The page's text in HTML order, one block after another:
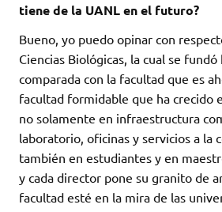
tiene de la UANL en el futuro?
Bueno, yo puedo opinar con
Ciencias Biológicas, la cual se fundó
comparada con la facultad que es
facultad formidable que ha crecido
no solamente en infraestructura
laboratorio, oficinas y servicios a la
también en estudiantes y en
y cada director pone su granito de
facultad esté en la mira de las